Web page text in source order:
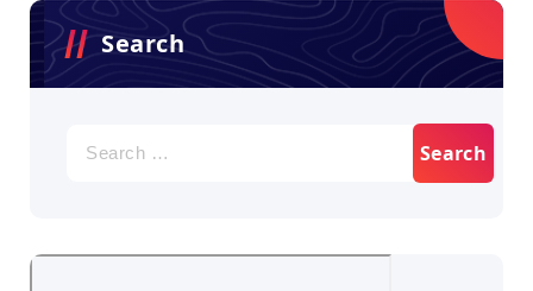
Search
for: